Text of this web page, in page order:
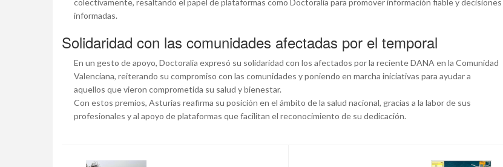
colectivamente, resaltando el papel de plataformas como Doctoralia para promover información fiable y decisiones
informadas.
Solidaridad con las comunidades afectadas por el temporal
En un gesto de apoyo, Doctoralia expresó su solidaridad con los afectados por la reciente DANA en la Comunidad
Valenciana, reiterando su compromiso con las comunidades y poniendo en marcha iniciativas para ayudar a
aquellos que vieron comprometida su salud y bienestar.
Con estos premios, Asturias reafirma su posición en el ámbito de la salud nacional, gracias a la labor de sus
profesionales y al apoyo de plataformas que facilitan el reconocimiento de su dedicación.